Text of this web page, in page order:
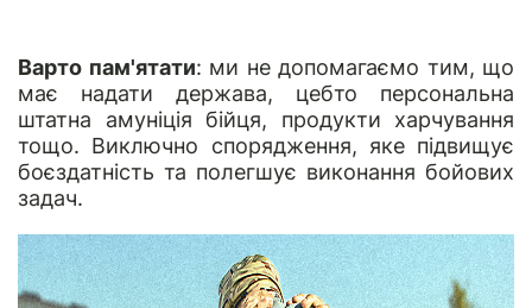
Варто пам'ятати: ми не допомагаємо тим, що
має надати держава, цебто персональна
штатна амуніція бійця, продукти харчування
тощо. Виключно спорядження, яке підвищує
боєздатність та полегшує виконання бойових
задач.